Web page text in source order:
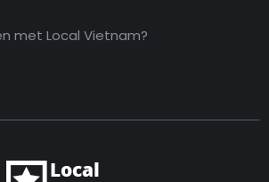
met Local Vietnam?